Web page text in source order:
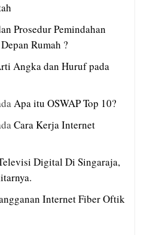
Prosedur Pemindahan
Rumah ?
Angka dan Huruf pada
Apa itu OSWAP Top 10?
Cara Kerja Internet
Digital Di Singaraja,
Internet Fiber Oftik